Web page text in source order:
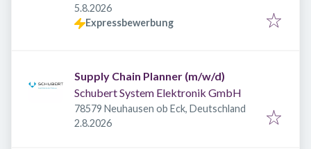
Deutschland
Veröffentlicht
5.8.2026
Expressbewerbung
Supply Chain Planner (m/w/d)
Schubert System Elektronik GmbH
78579 Neuhausen ob Eck, Deutschland
Veröffentlicht
2.8.2026